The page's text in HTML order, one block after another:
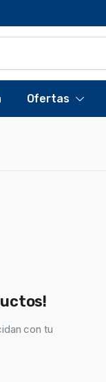
Ofertas
con tu